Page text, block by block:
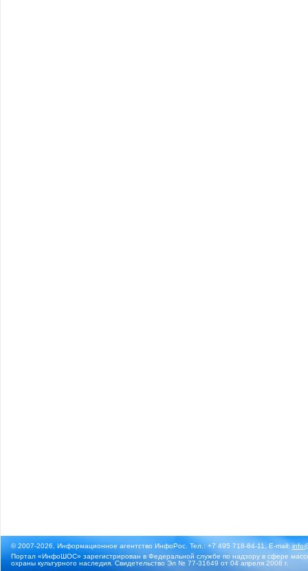
© 2007-2026, Информационное агентство ИнфоРос. Тел.: +7 495 718-84-11, E-mail:
Портал «ИнфоШОС» зарегистрирован в Федеральной службе по надзору в сфере
охраны культурного наследия. Свидетельство Эл № 77-31649 от 04 апреля 2008 г.